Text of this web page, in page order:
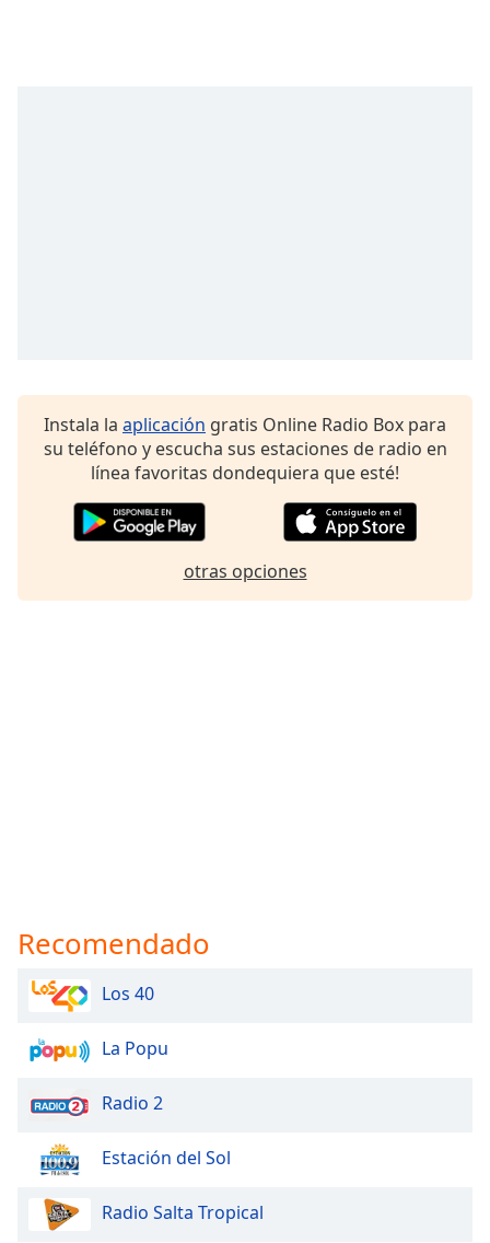
Instala la aplicación gratis Online Radio Box para
su teléfono y escucha sus estaciones de radio en
línea favoritas dondequiera que esté!
otras opciones
Recomendado
Los 40
La Popu
Radio 2
Estación del Sol
Radio Salta Tropical